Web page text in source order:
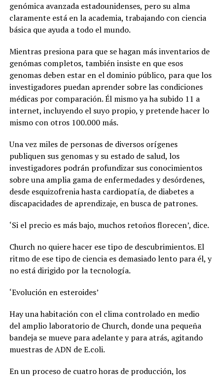
genómica avanzada estadounidenses, pero su alma
claramente está en la academia, trabajando con ciencia
básica que ayuda a todo el mundo.
Mientras presiona para que se hagan más inventarios de
genómas completos, también insiste en que esos
genomas deben estar en el dominio público, para que los
investigadores puedan aprender sobre las condiciones
médicas por comparación. Él mismo ya ha subido 11 a
internet, incluyendo el suyo propio, y pretende hacer lo
mismo con otros 100.000 más.
Una vez miles de personas de diversos orígenes
publiquen sus genomas y su estado de salud, los
investigadores podrán profundizar sus conocimientos
sobre una amplia gama de enfermedades y desórdenes,
desde esquizofrenia hasta cardiopatía, de diabetes a
discapacidades de aprendizaje, en busca de patrones.
‘Si el precio es más bajo, muchos retoños florecen’, dice.
Church no quiere hacer ese tipo de descubrimientos. El
ritmo de ese tipo de ciencia es demasiado lento para él, y
no está dirigido por la tecnología.
‘Evolución en esteroides’
Hay una habitación con el clima controlado en medio
del amplio laboratorio de Church, donde una pequeña
bandeja se mueve para adelante y para atrás, agitando
muestras de ADN de E.coli.
En un proceso de cuatro horas de producción, los